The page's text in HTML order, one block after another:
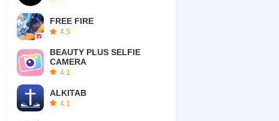
FREE FIRE
4.5
BEAUTY PLUS SELFIE
CAMERA
4.1
ALKITAB
4.1